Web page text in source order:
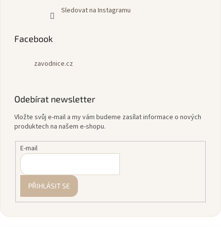
Sledovat na Instagramu
Facebook
zavodnice.cz
Odebírat newsletter
Vložte svůj e-mail a my vám budeme zasílat informace o nových
produktech na našem e-shopu.
E-mail
PŘIHLÁSIT SE